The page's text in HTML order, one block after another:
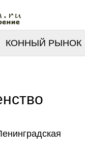
КОННЫЙ РЫНОК